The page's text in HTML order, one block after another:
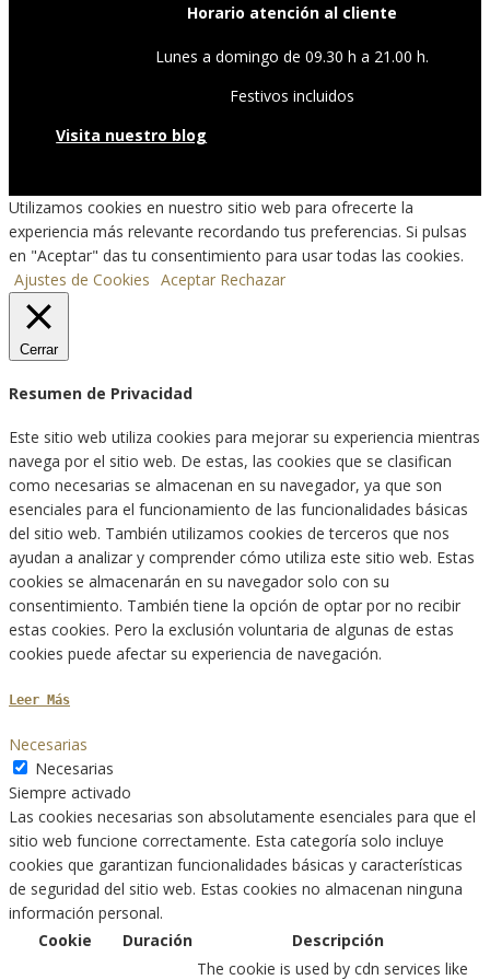
Horario atención al cliente
Lunes a domingo de 09.30 h a 21.00 h.
Festivos incluidos
Visita nuestro blog
Utilizamos cookies en nuestro sitio web para ofrecerte la
experiencia más relevante recordando tus preferencias. Si pulsas
en "Aceptar" das tu consentimiento para usar todas las cookies.
Ajustes de Cookies Aceptar Rechazar
Cerrar
Resumen de Privacidad
Este sitio web utiliza cookies para mejorar su experiencia mientras
navega por el sitio web. De estas, las cookies que se clasifican
como necesarias se almacenan en su navegador, ya que son
esenciales para el funcionamiento de las funcionalidades básicas
del sitio web. También utilizamos cookies de terceros que nos
ayudan a analizar y comprender cómo utiliza este sitio web. Estas
cookies se almacenarán en su navegador solo con su
consentimiento. También tiene la opción de optar por no recibir
estas cookies. Pero la exclusión voluntaria de algunas de estas
cookies puede afectar su experiencia de navegación.
Leer Más
Necesarias
Necesarias
Siempre activado
Las cookies necesarias son absolutamente esenciales para que el
sitio web funcione correctamente. Esta categoría solo incluye
cookies que garantizan funcionalidades básicas y características
de seguridad del sitio web. Estas cookies no almacenan ninguna
información personal.
Cookie
Duración
Descripción
The cookie is used by cdn services like